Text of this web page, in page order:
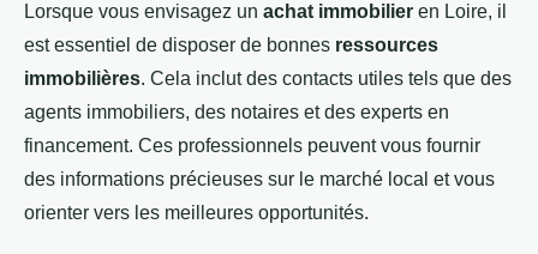
Lorsque vous envisagez un achat immobilier en Loire, il
est essentiel de disposer de bonnes ressources
immobilières. Cela inclut des contacts utiles tels que des
agents immobiliers, des notaires et des experts en
financement. Ces professionnels peuvent vous fournir
des informations précieuses sur le marché local et vous
orienter vers les meilleures opportunités.